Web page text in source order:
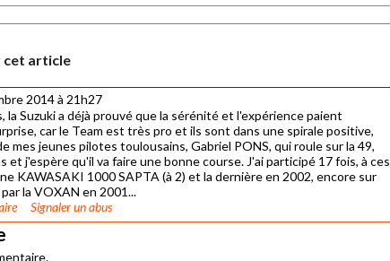
cet article
2014 à 21h27
la Suzuki a déjà prouvé que la sérénité et l'expérience paient
car le Team est très pro et ils sont dans une spirale positive,
mes jeunes pilotes toulousains, Gabriel PONS, qui roule sur la 49,
et j'espère qu'il va faire une bonne course. J'ai participé 17 fois, à ces
KAWASAKI 1000 SAPTA (à 2) et la dernière en 2002, encore sur
la VOXAN en 2001...
Signaler un abus